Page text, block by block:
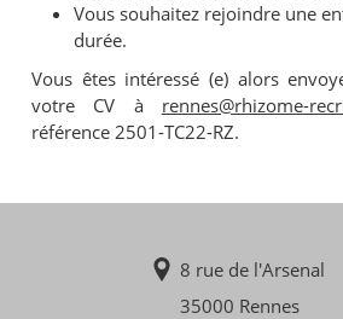
Vous souhaitez rejoindre une
durée.
Vous êtes intéressé (e) alors
votre CV à rennes@rhizome-
référence 2501-TC22-RZ.
8 rue de l'Arsenal
35000 Rennes